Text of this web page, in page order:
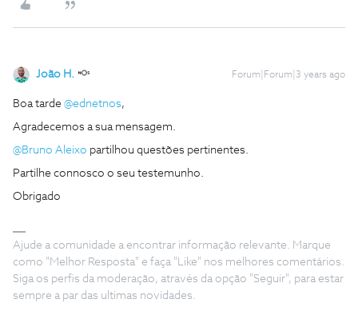
João H. Forum|Forum|3 years ago
Boa tarde @ednetnos,
Agradecemos a sua mensagem.
@Bruno Aleixo partilhou questões pertinentes.
Partilhe connosco o seu testemunho.
Obrigado
Ajude a comunidade a encontrar informação relevante. Marque
como "Melhor Resposta" e faça "Like" nos melhores comentários.
Siga os perfis da moderação, através da opção "Seguir", para estar
sempre a par das ultimas novidades.